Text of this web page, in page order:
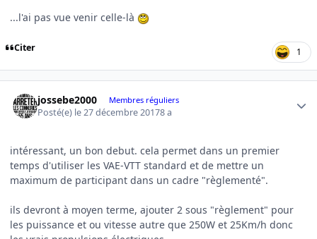
...l'ai pas vue venir celle-là
Citer 1
jossebe2000 Membres réguliers
Posté(e) le 27 décembre 20178 a
intéressant, un bon debut. cela permet dans un premier
temps d'utiliser les VAE-VTT standard et de mettre un
maximum de participant dans un cadre "règlementé".
ils devront à moyen terme, ajouter 2 sous "règlement" pour
les puissance et ou vitesse autre que 250W et 25Km/h donc